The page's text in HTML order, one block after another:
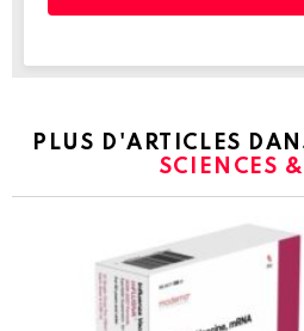
PLUS D'ARTICLES
SCIENCES